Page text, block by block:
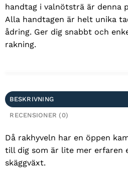
handtag i valnötsträ är denna
Alla handtagen är helt unika
ådring. Ger dig snabbt och
rakning.
BESKRIVNING
RECENSIONER (0)
Då rakhyveln har en öppen
till dig som är lite mer erfaren
skäggväxt.